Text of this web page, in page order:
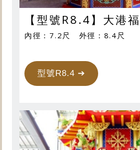
【型號R8.4】大港
內徑：7.2尺 外徑：8.4尺
型號R8.4 ➔